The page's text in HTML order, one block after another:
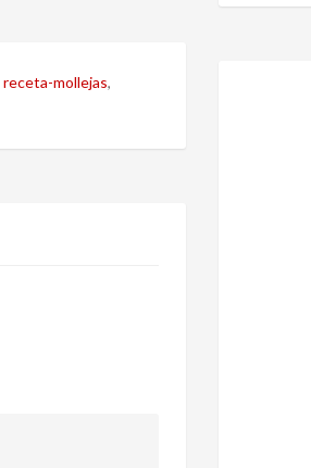
receta-mollejas,